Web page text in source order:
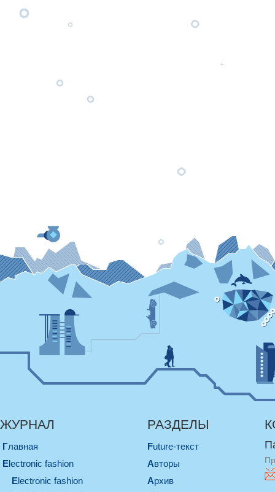
ЖУРНАЛ
Главная
electronic fashion
electronic fashion
РАЗДЕЛЫ
Future-текст
Авторы
Архив